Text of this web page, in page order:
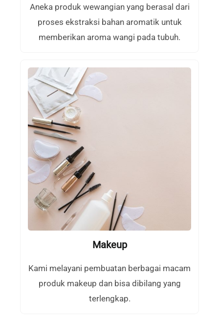
Aneka produk wewangian yang berasal dari
proses ekstraksi bahan aromatik untuk
memberikan aroma wangi pada tubuh.
Makeup
Kami melayani pembuatan berbagai macam
produk makeup dan bisa dibilang yang
terlengkap.